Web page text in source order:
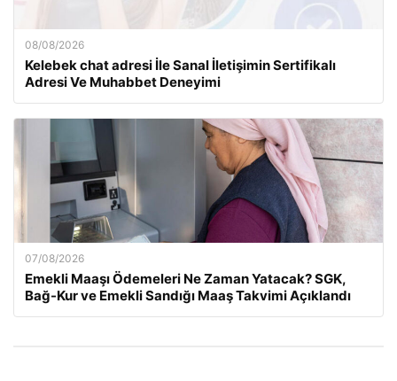
08/08/2026
Kelebek chat adresi İle Sanal İletişimin Sertifikalı
Adresi Ve Muhabbet Deneyimi
07/08/2026
Emekli Maaşı Ödemeleri Ne Zaman Yatacak? SGK,
Bağ-Kur ve Emekli Sandığı Maaş Takvimi Açıklandı